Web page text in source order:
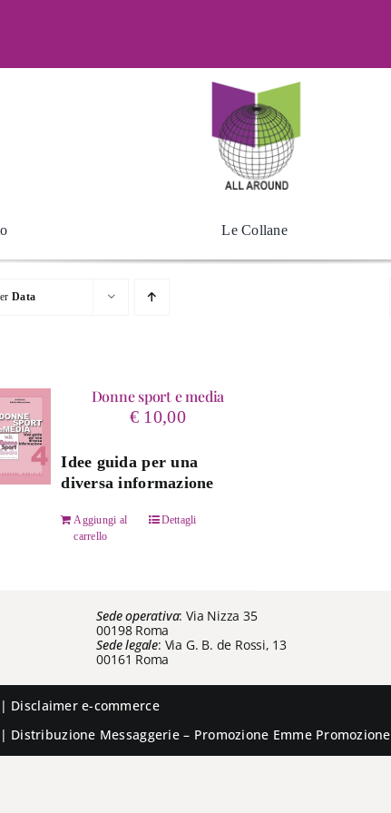
Le Collane
Data
Donne sport e media
€ 10,00
Idee guida per una
diversa informazione
Aggiungi al
carrello
Dettagli
Sede operativa: Via Nizza 35
00198 Roma
Sede legale: Via G. B. de Rossi, 13
00161 Roma
| Disclaimer e-commerce
| Distribuzione Messaggerie– Promozione Emme Promozione